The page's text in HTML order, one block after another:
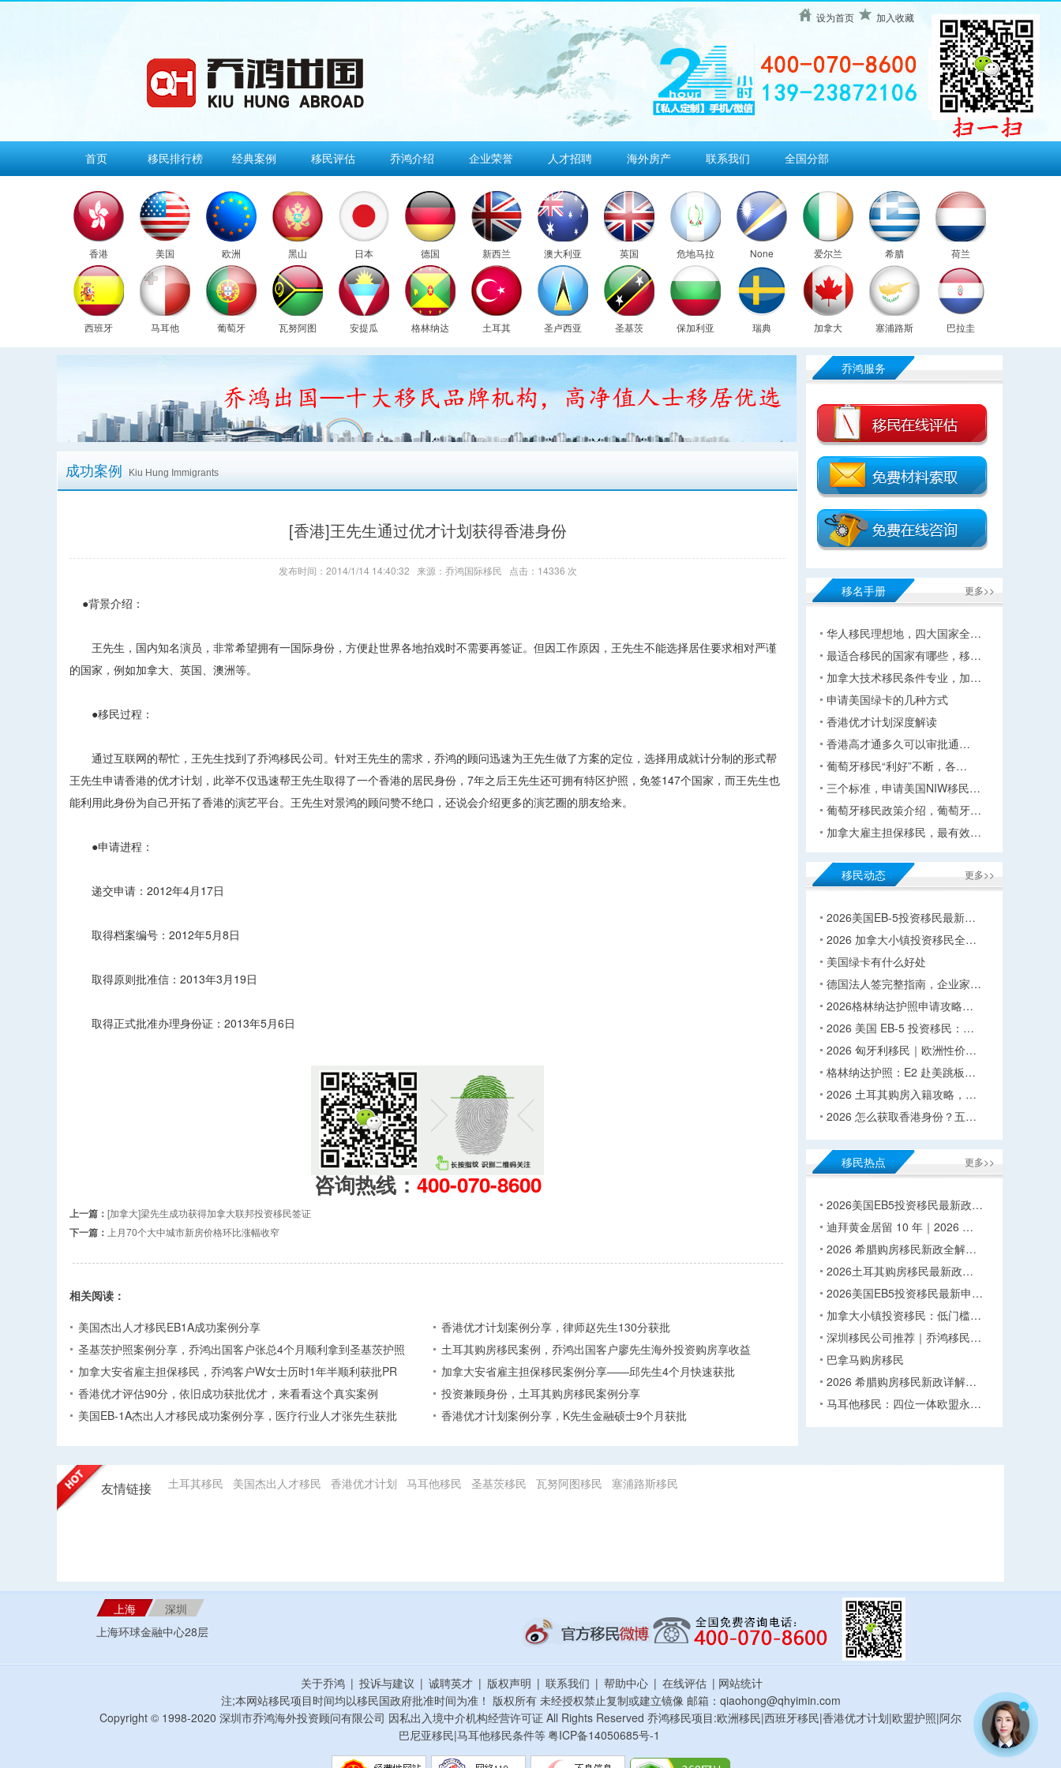
设为首页 加入收藏
首页 移民排行榜 经典案例 移民评估 乔鸿介绍 企业荣誉 人才招聘 海外房产 联系我们 全国分部
香港 美国 欧洲 黑山 日本 德国 新西兰 澳大利亚 英国 危地马拉 None 爱尔兰 希腊 荷兰
西班牙 马耳他 葡萄牙 瓦努阿图 安提瓜 格林纳达 土耳其 圣卢西亚 圣基茨 保加利亚 瑞典 加拿大 塞浦路斯 巴拉圭
成功案例 Kiu Hung Immigrants
[香港]王先生通过优才计划获得香港身份
发布时间：2014/1/14 14:40:32 来源：乔鸿国际移民 点击：14336 次
●背景介绍：
王先生，国内知名演员，非常希望拥有一国际身份，方便赴世界各地拍戏时不需要再签证。但因工作原因，王先生不能选择居住要求相对严谨
的国家，例如加拿大、英国、澳洲等。
●移民过程：
通过互联网的帮忙，王先生找到了乔鸿移民公司。针对王先生的需求，乔鸿的顾问迅速为王先生做了方案的定位，选择用成就计分制的形式帮
王先生申请香港的优才计划，此举不仅迅速帮王先生取得了一个香港的居民身份，7年之后王先生还可拥有特区护照，免签147个国家，而王先生也
能利用此身份为自己开拓了香港的演艺平台。王先生对景鸿的顾问赞不绝口，还说会介绍更多的演艺圈的朋友给来。
●申请进程：
递交申请：2012年4月17日
取得档案编号：2012年5月8日
取得原则批准信：2013年3月19日
取得正式批准办理身份证：2013年5月6日
咨询热线： 400-070-8600
上一篇： [加拿大]梁先生成功获得加拿大联邦投资移民签证
下一篇： 上月70个大中城市新房价格环比涨幅收窄
相关阅读：
美国杰出人才移民EB1A成功案例分享
香港优才计划案例分享，律师赵先生130分获批
圣基茨护照案例分享，乔鸿出国客户张总4个月顺利拿到圣基茨护照
土耳其购房移民案例，乔鸿出国客户廖先生海外投资购房享收益
加拿大安省雇主担保移民，乔鸿客户W女士历时1年半顺利获批PR
加拿大安省雇主担保移民案例分享——邱先生4个月快速获批
香港优才评估90分，依旧成功获批优才，来看看这个真实案例
投资兼顾身份，土耳其购房移民案例分享
美国EB-1A杰出人才移民成功案例分享，医疗行业人才张先生获批
香港优才计划案例分享，K先生金融硕士9个月获批
乔鸿服务
更多>>
移名手册
华人移民理想地，四大国家全…
最适合移民的国家有哪些，移…
加拿大技术移民条件专业，加…
申请美国绿卡的几种方式
香港优才计划深度解读
香港高才通多久可以审批通…
葡萄牙移民“利好”不断，各…
三个标准，申请美国NIW移民…
葡萄牙移民政策介绍，葡萄牙…
加拿大雇主担保移民，最有效…
更多>>
移民动态
2026美国EB-5投资移民最新…
2026 加拿大小镇投资移民全…
美国绿卡有什么好处
德国法人签完整指南，企业家…
2026格林纳达护照申请攻略…
2026 美国 EB-5 投资移民：…
2026 匈牙利移民｜欧洲性价…
格林纳达护照：E2 赴美跳板…
2026 土耳其购房入籍攻略，…
2026 怎么获取香港身份？五…
更多>>
移民热点
2026美国EB5投资移民最新政…
迪拜黄金居留 10 年｜2026 …
2026 希腊购房移民新政全解…
2026土耳其购房移民最新政…
2026美国EB5投资移民最新申…
加拿大小镇投资移民：低门槛…
深圳移民公司推荐｜乔鸿移民…
巴拿马购房移民
2026 希腊购房移民新政详解…
马耳他移民：四位一体欧盟永…
友情链接 土耳其移民 美国杰出人才移民 香港优才计划 马耳他移民 圣基茨移民 瓦努阿图移民 塞浦路斯移民
上海
深圳
上海环球金融中心28层
关于乔鸿 | 投诉与建议 | 诚聘英才 | 版权声明 | 联系我们 | 帮助中心 | 在线评估 | 网站统计
注;本网站移民项目时间均以移民国政府批准时间为准！ 版权所有 未经授权禁止复制或建立镜像 邮箱：qiaohong@qhyimin.com
Copyright © 1998-2020 深圳市乔鸿海外投资顾问有限公司 因私出入境中介机构经营许可证 All Rights Reserved 乔鸿移民项目:欧洲移民|西班牙移民|香港优才计划|欧盟护照|阿尔
巴尼亚移民|马耳他移民条件等粤ICP备14050685号-1
×